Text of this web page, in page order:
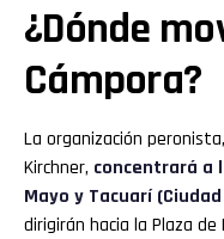
¿Dónde
Cámpora?
La organización
Kirchner, concentrará a
Mayo y Tacuarí
dirigirán hacia la Plaza de